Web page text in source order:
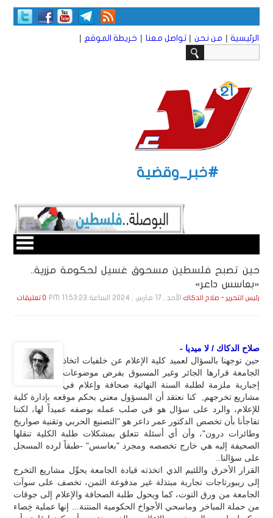
الرئيسية | من نحن | تواصل معنا | خريطة الموقع |
#خبر_وقضية
حين تصبح فلسطين مسحوق غسيل لحكومة مزرية..
«بعاسس داعر»
رئيس التحرير - صلاح الدكاك الأحد , 17 مـارس , 2024 الساعة 11:53:23 PM 0 تعليقات
صلاح الدكاك / لا ميديا -
حين توجهنا بالسؤال لعميد كلية الإعلام عن خلفيات اتخاذ
الجامعة قرارها الجائر وغير المسبوق بفرض موضوعات
إجبارية ملزمة لطلبة السنة النهائية صحافة وإعلام في
مشاريع تخرجهم, كنا نعتقد أن المسؤول معني بحكم موقعه بإدارة كلية
للإعلام، والرد على سؤال هو في صلب عمله بوصفه عميداً لها، لكننا
تفاجأنا بأن تخصص الدكتور عمر داعر هو "التصنيع الحربي وتقنية صواريخ
وطائرات درون"، وأن أي أسئلة تتعلق بمشكلات طلبة الكلية تنقلها
الصحيفة إليه هي خارج تخصصه ومجرد "بعاسس" -طبقاً لرده المسجل
على سؤالنا..
القرار الأخرق واللئيم الذي اتخذته قيادة الجامعة يحوِّل مشاريع التخرج
إلى ريبورتاجات تجارية مبتذلة غير مدفوعة الثمن، تخصف على سوآت
الجامعة من ورق التوت، كما ويحول طلبة الصحافة والإعلام إلى جوقات
من حملة المباخر وماسحي الأجواخ الحكومية المنتنة... إنها عملية خِصاء